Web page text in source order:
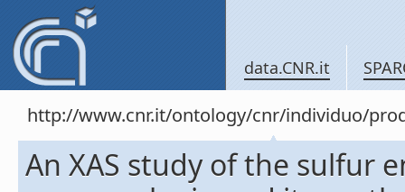
data.CNR.it
http://www.cnr.it/ontology/cnr/individuo/
An XAS study of the sulfur